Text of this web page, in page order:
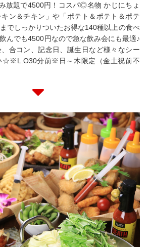
放題で4500円！コスパ◎名物 かじにちょ
ン＆チキン」や「ポテト＆ポテト＆ポテ
でしっかりついたお得な140種以上の食べ
んでも4500円なので急な飲み会にも最適♪
合コン、記念日、誕生日など様々なシー
☆※L.O30分前※日～木限定（金土祝前不